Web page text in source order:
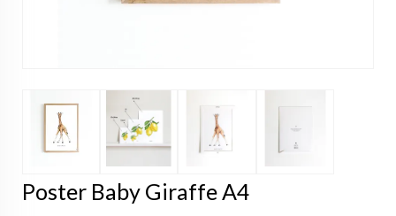
Poster Baby Giraffe A4